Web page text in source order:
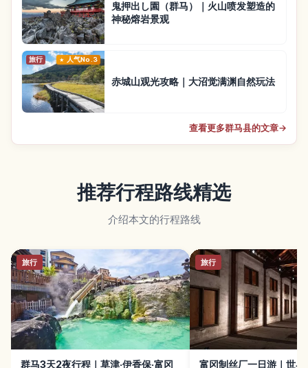
鬼押出し園（群马）｜火山喷发塑造的
神秘熔岩景观
旅行 人气No.3
赤城山观光攻略｜大沼觉满渊自然玩法
查看更多群马县的文章→
推荐行程路线精选
介绍本文的行程路线
旅行
群马3天2夜行程｜草津·伊香保·富冈
旅行
富冈制丝厂一日游｜世界